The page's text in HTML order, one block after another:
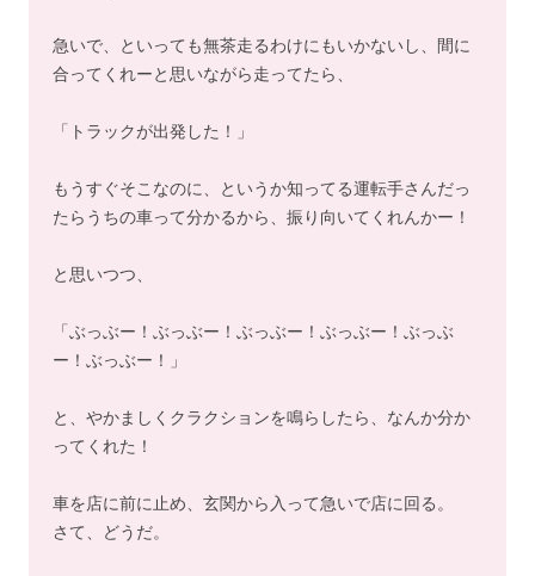
急いで、といっても無茶走るわけにもいかないし、間に
合ってくれーと思いながら走ってたら、
「トラックが出発した！」
もうすぐそこなのに、というか知ってる運転手さんだっ
たらうちの車って分かるから、振り向いてくれんかー！
と思いつつ、
「ぶっぶー！ぶっぶー！ぶっぶー！ぶっぶー！ぶっぶ
ー！ぶっぶー！」
と、やかましくクラクションを鳴らしたら、なんか分か
ってくれた！
車を店に前に止め、玄関から入って急いで店に回る。
さて、どうだ。